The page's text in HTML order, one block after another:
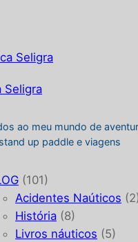
Seligra
ao meu mundo de
up paddle e viagens
(101)
Acidentes Naúticos
História (8)
Livros náuticos (5)